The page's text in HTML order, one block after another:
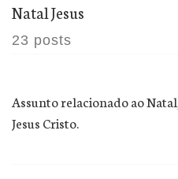
Natal Jesus
23 posts
Assunto relacionado ao
Jesus Cristo.